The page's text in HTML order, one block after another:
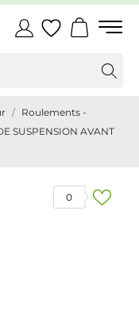
Roulements -
SUSPENSION AVANT
0